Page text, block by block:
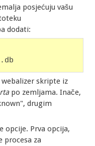
posjećuju vašu
dodati:
skripte iz
po zemljama. Inače,
drugim
opcije. Prva opcija,
procesa za